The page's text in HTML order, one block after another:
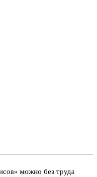
можно без труда